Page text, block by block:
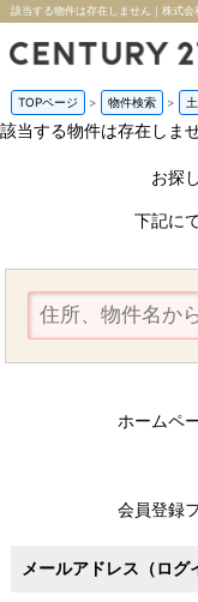
該当する物件は存在しません｜株式会
TOPページ > 物件検索 >
該当する物件は存在しま
お探
下記に
ホームペ
会員登録
メールアドレス（ログ